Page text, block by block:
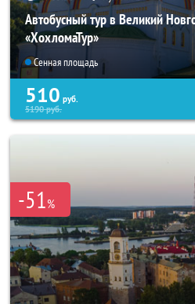
Автобусный тур в Великий
«ХохломаТур»
Сенная площадь
510 руб.
5190руб.
-51%